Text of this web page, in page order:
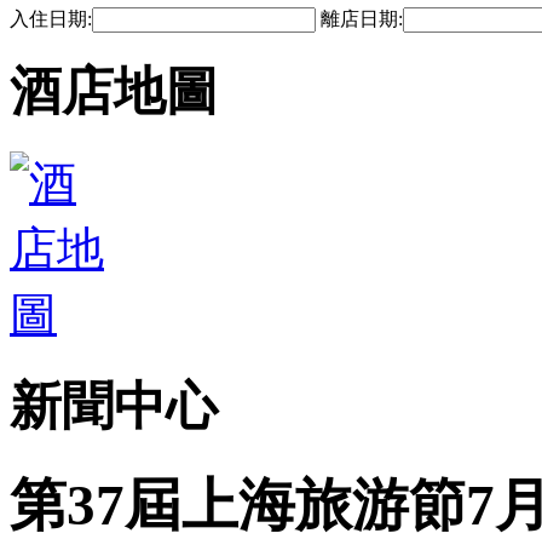
入住日期: 離店日期:
酒店地圖
新聞中心
第37屆上海旅游節7